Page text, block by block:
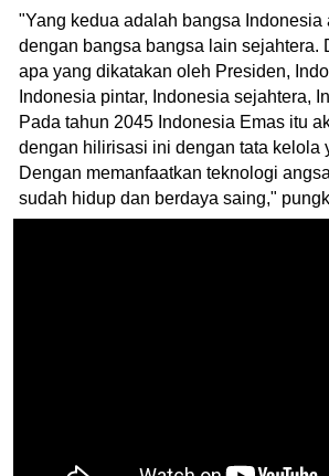
"Yang kedua adalah bangsa Indonesia
dengan bangsa bangsa lain sejahtera.
apa yang dikatakan oleh Presiden,
Indonesia pintar, Indonesia sejahtera,
Pada tahun 2045 Indonesia Emas itu
dengan hilirisasi ini dengan tata kelola
Dengan memanfaatkan teknologi
sudah hidup dan berdaya saing,"